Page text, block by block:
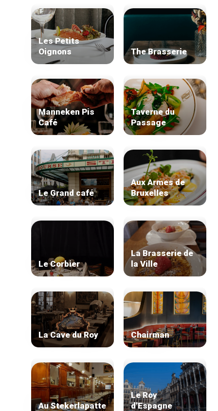
De beste adressen
Blog
Winkelwijken
Tops 10
De ambachtslieden
Over ons
Les Petits
Oignons
The Brasserie
Manneken Pis
Café
Taverne du
Passage
Le Grand café
Aux Armes de
Bruxelles
Le Corbier
La Brasserie de
la Ville
La Cave du Roy Chairman
Au Stekerlapatte
Le Roy
d'Espagne